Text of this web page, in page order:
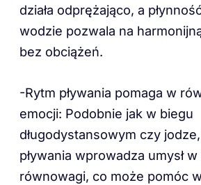
działa odprężająco, a
wodzie pozwala na
bez obciążeń.
-Rytm pływania pomaga w
emocji: Podobnie jak w biegu
długodystansowym czy
pływania wprowadza umysł
równowagi, co może pomóc